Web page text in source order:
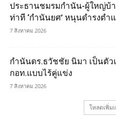
ประธานชมรมกำนัน-ผู้ใหญ่บ้
ท่าที ‘กำนันยศ’ หนุนดำรงตำ
7 สิงหาคม 2026
กำนันดร.ธวัชชัย นิมา เป็นตัว
กอท.แบบไร้คู่แข่ง
7 สิงหาคม 2026
โหลดเพิ่ม